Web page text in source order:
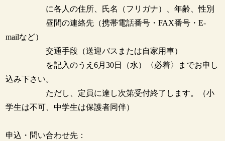
に各人の住所、氏名（フリガナ）、年齢、性別
昼間の連絡先（携帯電話番号・FAX番号・E-
mailなど）
交通手段（送迎バスまたは自家用車）
を記入のうえ6月30日（水）〈必着〉までお申し
込み下さい。
ただし、定員に達し次第受付終了します。（小
学生は不可、中学生は保護者同伴）
申込・問い合わせ先：